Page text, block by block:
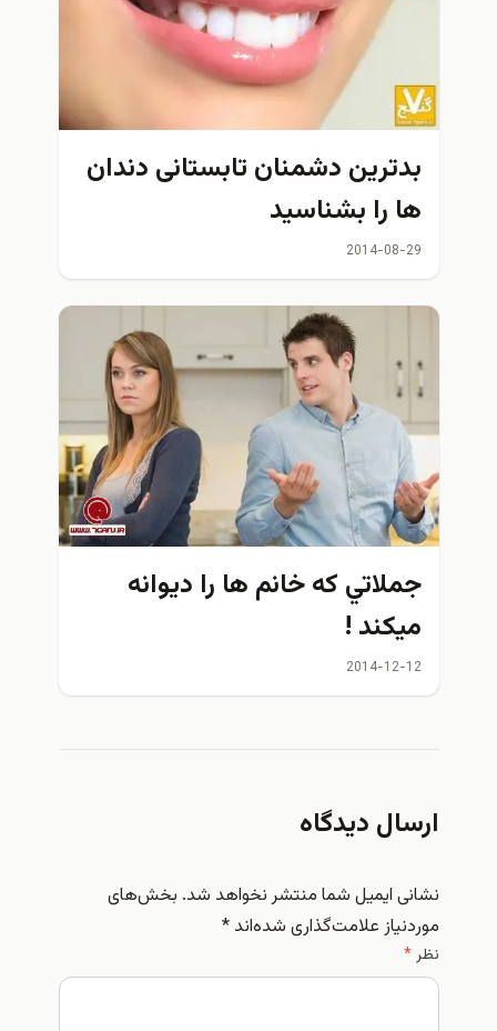
دشمنان تابستانی دندان‌
را بشناسيد
كه خانم ها را ديوانه
دیدگاه
ایمیل شما منتشر نخواهد شد. بخش‌های
علامت‌گذاری شده‌اند*